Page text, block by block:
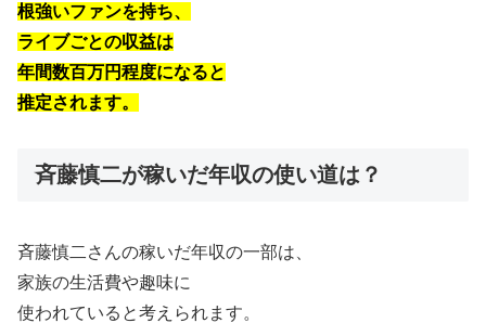
根強いファンを持ち、
ライブごとの収益は
年間数百万円程度になると
推定されます。
斉藤慎二が稼いだ年収の使い道は？
斉藤慎二さんの稼いだ年収の一部は、
家族の生活費や趣味に
使われていると考えられます。